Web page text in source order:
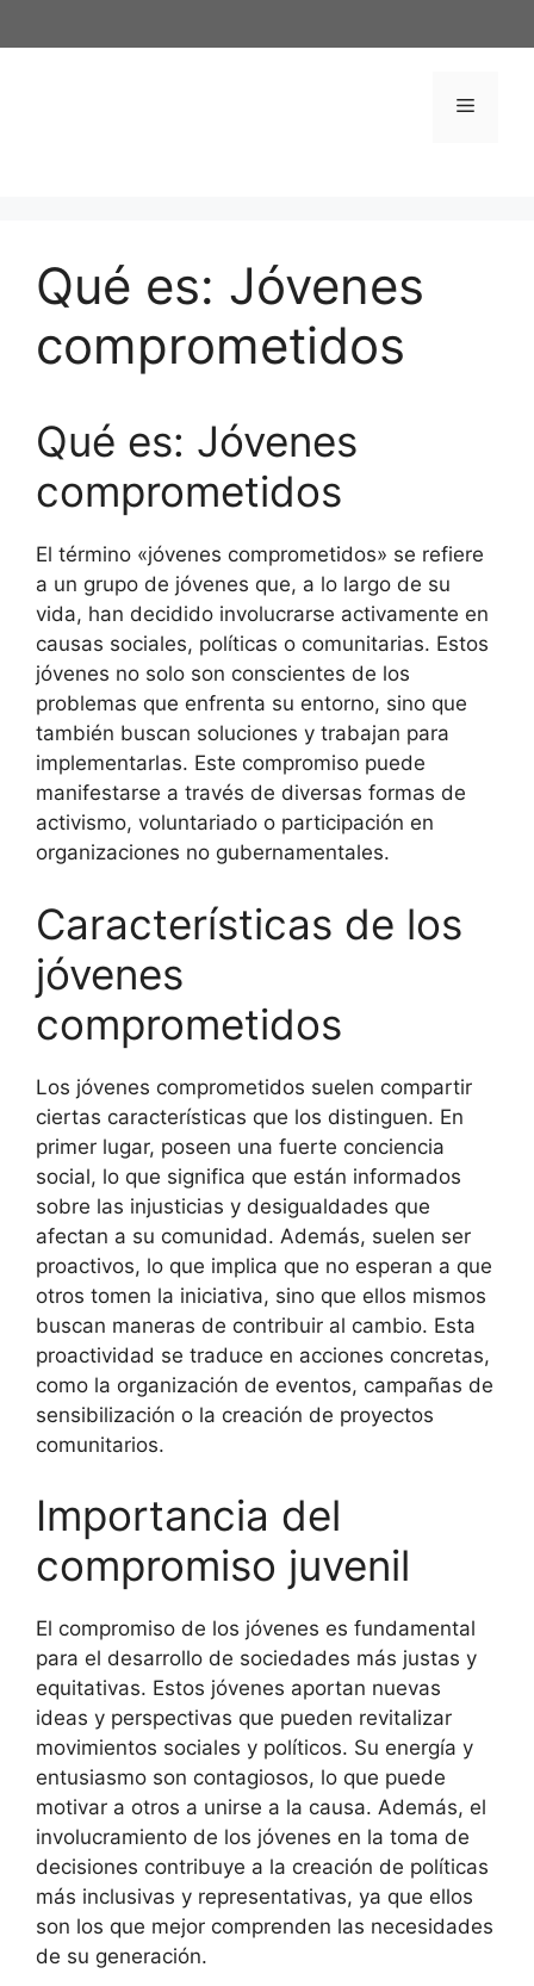
al
Menú
Qué es: Jóvenes
comprometidos
Qué es: Jóvenes
comprometidos
El término «jóvenes comprometidos» se refiere
a un grupo de jóvenes que, a lo largo de su
vida, han decidido involucrarse activamente en
causas sociales, políticas o comunitarias. Estos
jóvenes no solo son conscientes de los
problemas que enfrenta su entorno, sino que
también buscan soluciones y trabajan para
implementarlas. Este compromiso puede
manifestarse a través de diversas formas de
activismo, voluntariado o participación en
organizaciones no gubernamentales.
Características de los
jóvenes
comprometidos
Los jóvenes comprometidos suelen compartir
ciertas características que los distinguen. En
primer lugar, poseen una fuerte conciencia
social, lo que significa que están informados
sobre las injusticias y desigualdades que
afectan a su comunidad. Además, suelen ser
proactivos, lo que implica que no esperan a que
otros tomen la iniciativa, sino que ellos mismos
buscan maneras de contribuir al cambio. Esta
proactividad se traduce en acciones concretas,
como la organización de eventos, campañas de
sensibilización o la creación de proyectos
comunitarios.
Importancia del
compromiso juvenil
El compromiso de los jóvenes es fundamental
para el desarrollo de sociedades más justas y
equitativas. Estos jóvenes aportan nuevas
ideas y perspectivas que pueden revitalizar
movimientos sociales y políticos. Su energía y
entusiasmo son contagiosos, lo que puede
motivar a otros a unirse a la causa. Además, el
involucramiento de los jóvenes en la toma de
decisiones contribuye a la creación de políticas
más inclusivas y representativas, ya que ellos
son los que mejor comprenden las necesidades
de su generación.